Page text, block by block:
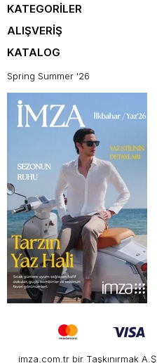
KATEGORİLER
ALIŞVERİŞ
KATALOG
Spring Summer '26
imza.com.tr bir Taşkınırmak